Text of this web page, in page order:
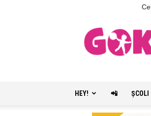
HEY! 📲 ŞCOLI